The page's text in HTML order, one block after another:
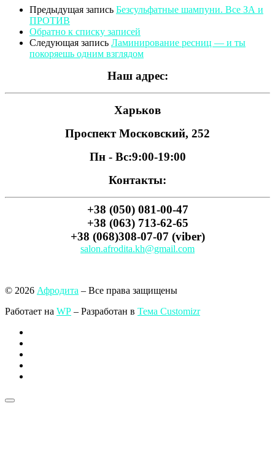
Предыдущая запись Безсульфатные шампуни. Все ЗА и
ПРОТИВ
Обратно к списку записей
Следующая запись Ламинирование ресниц — и ты
покоряешь одним взглядом
Наш адрес:
Харьков
Проспект Московский, 252
Пн - Вс:9:00-19:00
Контакты:
+38 (050) 081-00-47
+38 (063) 713-62-65
+38 (068)308-07-07 (viber)
salon.afrodita.kh@gmail.com
© 2026 Афродита – Все права защищены
Работает на WP – Разработан в Тема Customizr